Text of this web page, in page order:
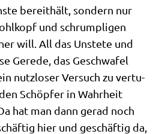
bereit­hält, son­dern nur
und schrump­li­gen
will. All das Unste­te und
Gere­de, das Geschwa­fel
nutz­lo­ser Ver­such zu ver­tu­
Schöp­fer in Wahr­heit
hat man dann gerad noch
hier und geschäf­tig da,